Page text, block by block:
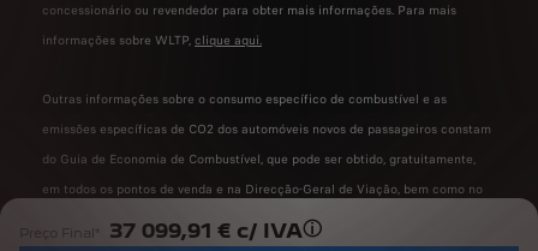
Preço Final* 37 099,91 € c/ IVA
concessionário ou revendedor para obter mais informações. Para mais
informações sobre WLTP, clique aqui.
Outras informações sobre o consumo específico de combustível e as
emissões específicas de CO2 dos automóveis novos de passageiros constam
do Guia de Economia de Combustível, que pode ser obtido, gratuitamente,
em todos os pontos de venda e na Direcção-Geral de Viação, bem como no
sítio da Internet desta entidade